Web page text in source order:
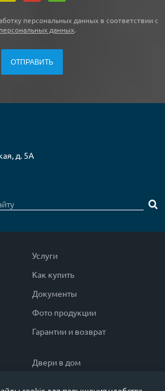
персональных данных в соответствии с
данных.
д. 5А
Услуги
Как купить
Документы
Фото продукции
Гарантии и возврат
Двери в дом